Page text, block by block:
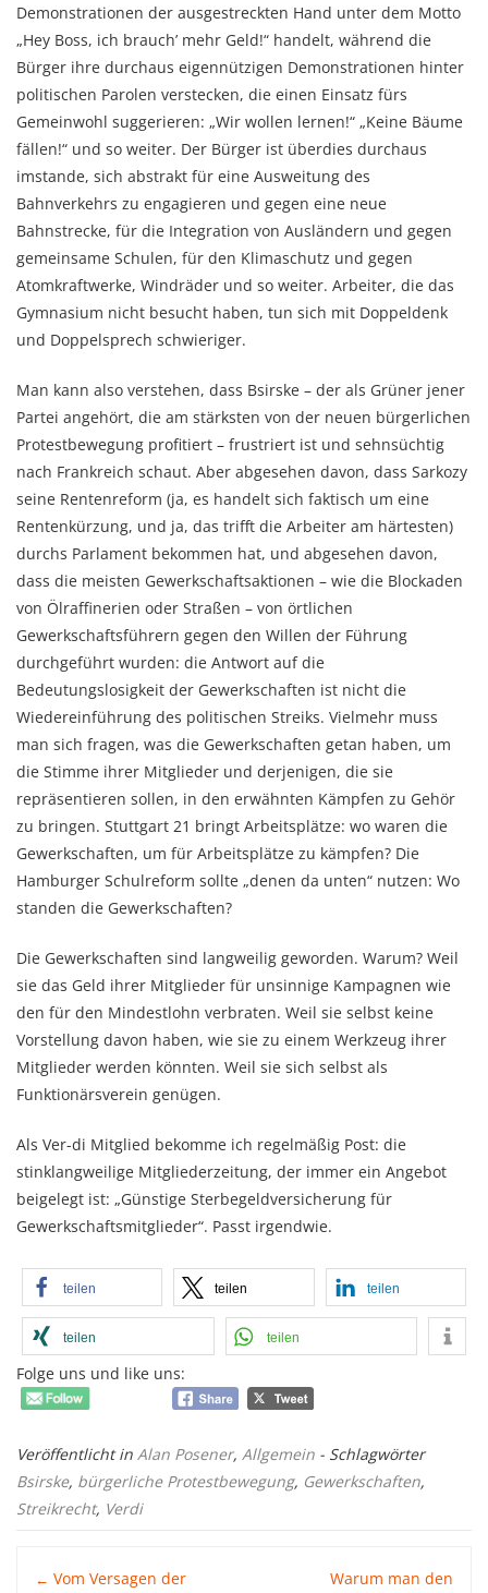
Demonstrationen der ausgestreckten Hand unter dem Motto
„Hey Boss, ich brauch’ mehr Geld!“ handelt, während die
Bürger ihre durchaus eigennützigen Demonstrationen hinter
politischen Parolen verstecken, die einen Einsatz fürs
Gemeinwohl suggerieren: „Wir wollen lernen!“ „Keine Bäume
fällen!“ und so weiter. Der Bürger ist überdies durchaus
imstande, sich abstrakt für eine Ausweitung des
Bahnverkehrs zu engagieren und gegen eine neue
Bahnstrecke, für die Integration von Ausländern und gegen
gemeinsame Schulen, für den Klimaschutz und gegen
Atomkraftwerke, Windräder und so weiter. Arbeiter, die das
Gymnasium nicht besucht haben, tun sich mit Doppeldenk
und Doppelsprech schwieriger.
Man kann also verstehen, dass Bsirske – der als Grüner jener
Partei angehört, die am stärksten von der neuen bürgerlichen
Protestbewegung profitiert – frustriert ist und sehnsüchtig
nach Frankreich schaut. Aber abgesehen davon, dass Sarkozy
seine Rentenreform (ja, es handelt sich faktisch um eine
Rentenkürzung, und ja, das trifft die Arbeiter am härtesten)
durchs Parlament bekommen hat, und abgesehen davon,
dass die meisten Gewerkschaftsaktionen – wie die Blockaden
von Ölraffinerien oder Straßen – von örtlichen
Gewerkschaftsführern gegen den Willen der Führung
durchgeführt wurden: die Antwort auf die
Bedeutungslosigkeit der Gewerkschaften ist nicht die
Wiedereinführung des politischen Streiks. Vielmehr muss
man sich fragen, was die Gewerkschaften getan haben, um
die Stimme ihrer Mitglieder und derjenigen, die sie
repräsentieren sollen, in den erwähnten Kämpfen zu Gehör
zu bringen. Stuttgart 21 bringt Arbeitsplätze: wo waren die
Gewerkschaften, um für Arbeitsplätze zu kämpfen? Die
Hamburger Schulreform sollte „denen da unten“ nutzen: Wo
standen die Gewerkschaften?
Die Gewerkschaften sind langweilig geworden. Warum? Weil
sie das Geld ihrer Mitglieder für unsinnige Kampagnen wie
den für den Mindestlohn verbraten. Weil sie selbst keine
Vorstellung davon haben, wie sie zu einem Werkzeug ihrer
Mitglieder werden könnten. Weil sie sich selbst als
Funktionärsverein genügen.
Als Ver-di Mitglied bekomme ich regelmäßig Post: die
stinklangweilige Mitgliederzeitung, der immer ein Angebot
beigelegt ist: „Günstige Sterbegeldversicherung für
Gewerkschaftsmitglieder“. Passt irgendwie.
teilen teilen teilen
teilen teilen
Folge uns und like uns:
Veröffentlicht in Alan Posener, Allgemein - Schlagwörter
Bsirske, bürgerliche Protestbewegung, Gewerkschaften,
Streikrecht, Verdi
Post
← Vom Versagen der Warum man den